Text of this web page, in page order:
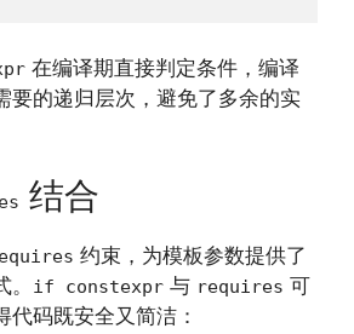
在编译期直接判定条件，编译
要的递归层次，避免了多余的实
结合
约束，为模板参数提供了
if constexpr 与 requires 可
代码既安全又简洁：